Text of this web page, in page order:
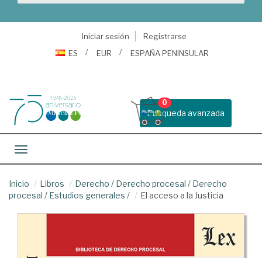
Iniciar sesión
Registrarse
ES
EUR ESPAÑA PENINSULAR
Busqueda avanzada
0
Toggle navigation
Inicio Libros Derecho / Derecho procesal / Derecho
procesal / Estudios generales / El acceso a la Justicia